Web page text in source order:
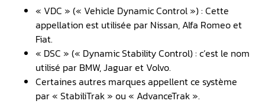
« VDC » (« Vehicle Dynamic Control ») : Cette
appellation est utilisée par Nissan, Alfa Romeo et
Fiat.
« DSC » (« Dynamic Stability Control) : c’est le nom
utilisé par BMW, Jaguar et Volvo.
Certaines autres marques appellent ce système
par « StabiliTrak » ou « AdvanceTrak ».